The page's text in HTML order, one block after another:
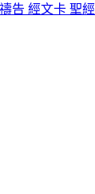
禱告 經文卡 聖經